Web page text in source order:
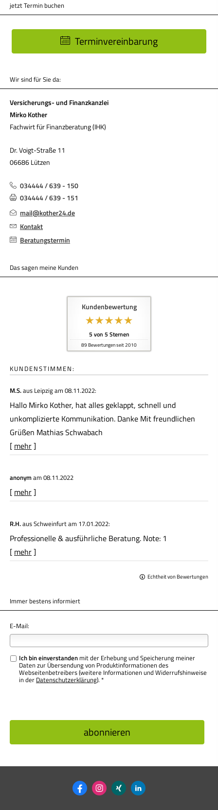
jetzt Termin buchen
Terminvereinbarung
Wir sind für Sie da:
Versicherungs- und Finanzkanzlei
Mirko Kother
Fachwirt für Finanzberatung (IHK)
Dr. Voigt-Straße 11
06686 Lützen
034444 / 639 - 150
034444 / 639 - 151
mail@kother24.de
Kontakt
Beratungstermin
Das sagen meine Kunden
Kundenbewertung
5 von 5 Sternen
89 Bewertungen seit 2010
KUNDENSTIMMEN:
M.S.aus Leipzigam 08.11.2022:
Hallo Mirko Kother, hat alles geklappt, schnell und
unkomplizierte Kommunikation. Danke Mit freundlichen
Grüßen Mathias Schwabach
[ mehr]
anonymam 08.11.2022
[ mehr]
R.H.aus Schweinfurtam 17.01.2022:
Professionelle & ausführliche Beratung. Note: 1
[ mehr]
Echtheit von Bewertungen
Immer bestens informiert
E-Mail:
Ich bin einverstanden mit der Erhebung und Speicherung meiner
Daten zur Übersendung von Produktinformationen des
Webseitenbetreibers (weitere Informationen und Widerrufshinweise
in der Datenschutzerklärung). *